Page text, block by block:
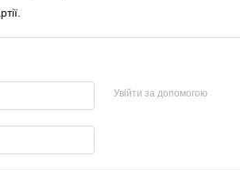
Увійти за допомогою